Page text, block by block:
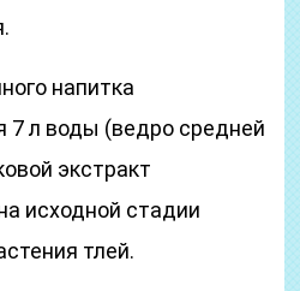
напитка
7 л воды (ведро средней
экстракт
исходной стадии
тлей.